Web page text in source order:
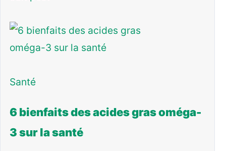
Santé
6 bienfaits des acides gras oméga-
3 sur la santé